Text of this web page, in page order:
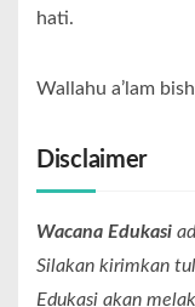
hati.
Wallahu a’lam
Disclaimer
Wacana Edukasi
Silakan kirimkan
Edukasi akan